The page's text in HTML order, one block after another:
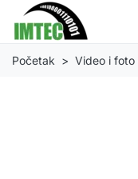
Početak Video i foto